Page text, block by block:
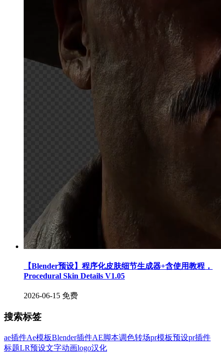
【Blender预设】程序化皮肤细节生成器+含使用教程，
Procedural Skin Details V1.05
2026-06-15 免费
搜索标签
ae插件Ae模板Blender插件AE脚本调色转场pr模板预设pr插件
标题LR预设文字动画logo汉化